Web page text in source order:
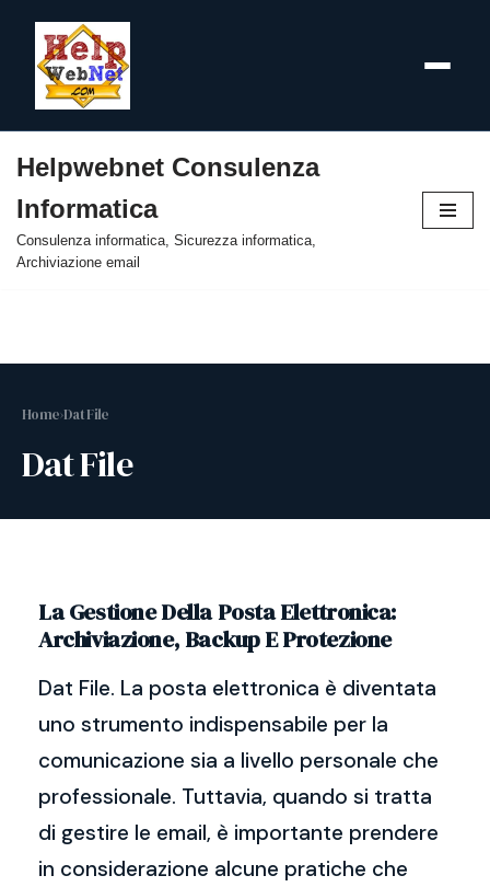
al
contenuto
Helpwebnet Consulenza
Informatica
Consulenza informatica, Sicurezza informatica,
Archiviazione email
Home›Dat File
Dat File
La Gestione Della Posta Elettronica:
Archiviazione, Backup E Protezione
Dat File. La posta elettronica è diventata
uno strumento indispensabile per la
comunicazione sia a livello personale che
professionale. Tuttavia, quando si tratta
di gestire le email, è importante prendere
in considerazione alcune pratiche che